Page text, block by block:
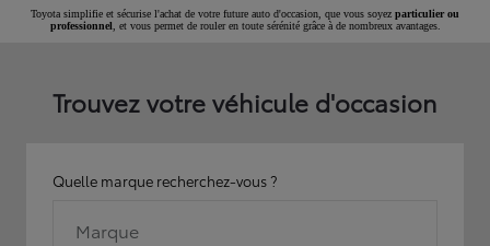
Toyota simplifie et sécurise l'achat de votre future auto d'occasion, que vous soyez particulier ou
professionnel , et vous permet de rouler en toute sérénité grâce à de nombreux avantages.
Trouvez votre véhicule d'occasion
Quelle marque recherchez-vous ?
Marque